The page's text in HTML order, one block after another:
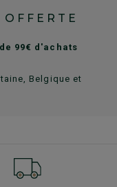
99€ d'achats
Belgique et